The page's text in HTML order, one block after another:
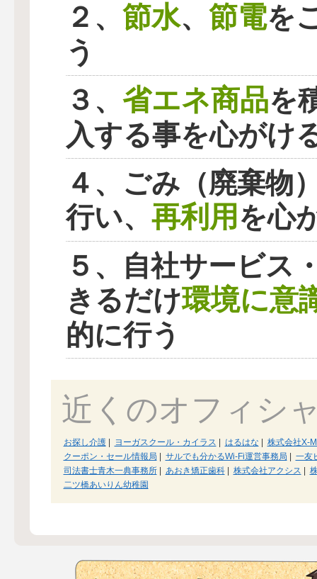
２、 節水、 節電を
う
３、 省エネ商品を
入する事を心がけ
４、ごみ（廃棄物
行い、 再利用を心
５、自社サービス
きるだけ環境に意
的に行う
近くのオフィシ
お探し介護| ヨーガスクール・カイラス はるはな
株式会社X-
クーポン・セール情報局
サルでも分かるWi-Fi運営事務局
一友
司法書士青木一典事務所| あおき矯正歯科| 株式会社アクシス
二ツ橋あいりん幼稚園